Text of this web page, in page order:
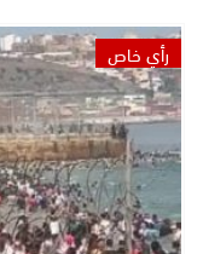
رأي خاص